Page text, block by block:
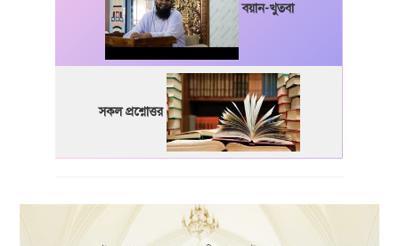
বয়ান-খুতবা
সকল প্রশ্নোত্তর